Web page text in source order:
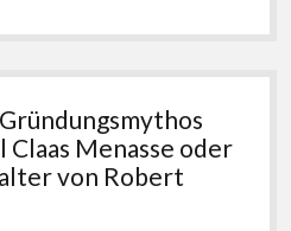
Menasse oder
von Robert